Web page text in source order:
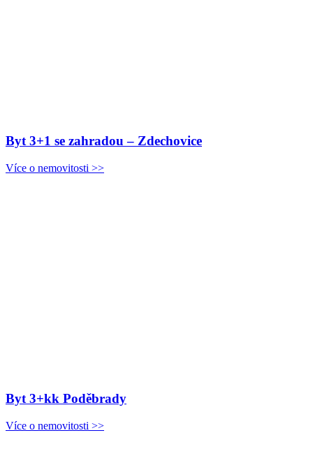
Byt 3+1 se zahradou – Zdechovice
Více o nemovitosti >>
Byt 3+kk Poděbrady
Více o nemovitosti >>